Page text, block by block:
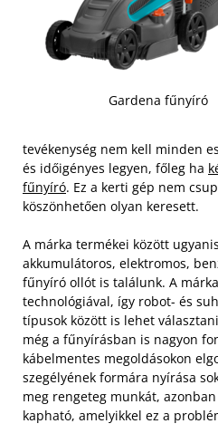
Gardena fűnyíró
tevékenység nem kell minden
és időigényes legyen, főleg ha
fűnyíró. Ez a kerti gép nem
köszönhetően olyan keresett.
A márka termékei között
akkumulátoros, elektromos,
fűnyíró ollót is találunk. A
technológiával, így robot- és
típusok között is lehet
még a fűnyírásban is nagyon
kábelmentes megoldásokon
szegélyének formára nyírása
meg rengeteg munkát,
kapható, amelyikkel ez a